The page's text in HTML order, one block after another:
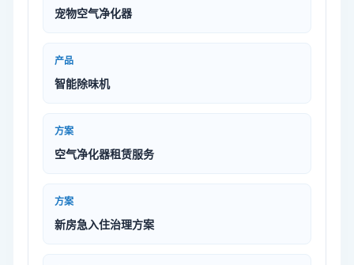
宠物空气净化器
产品
智能除味机
方案
空气净化器租赁服务
方案
新房急入住治理方案